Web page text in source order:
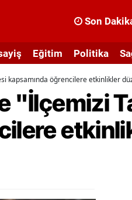
Son
Eğitim Politika
kapsamında öğrencilere etkinlikler
"İlçemizi